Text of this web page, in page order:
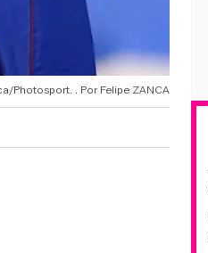
Photosport. Felipe ZANCA